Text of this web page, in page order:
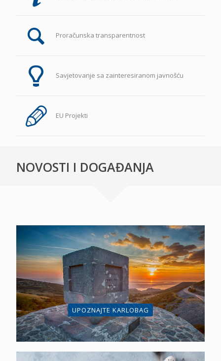
Proračunska transparentnost
Savjetovanje sa zainteresiranom javnošću
EU Projekti
NOVOSTI I DOGAĐANJA
UPOZNAJTE KARLOBAG